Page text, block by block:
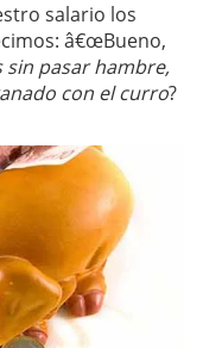
salario los
â€œBueno,
sin pasar hambre,
con el curro?